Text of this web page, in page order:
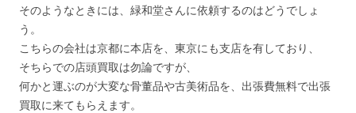
そのようなときには、緑和堂さんに依頼するのはどうでしょ
う。
こちらの会社は京都に本店を、東京にも支店を有しており、
そちらでの店頭買取は勿論ですが、
何かと運ぶのが大変な骨董品や古美術品を、出張費無料で出張
買取に来てもらえます。